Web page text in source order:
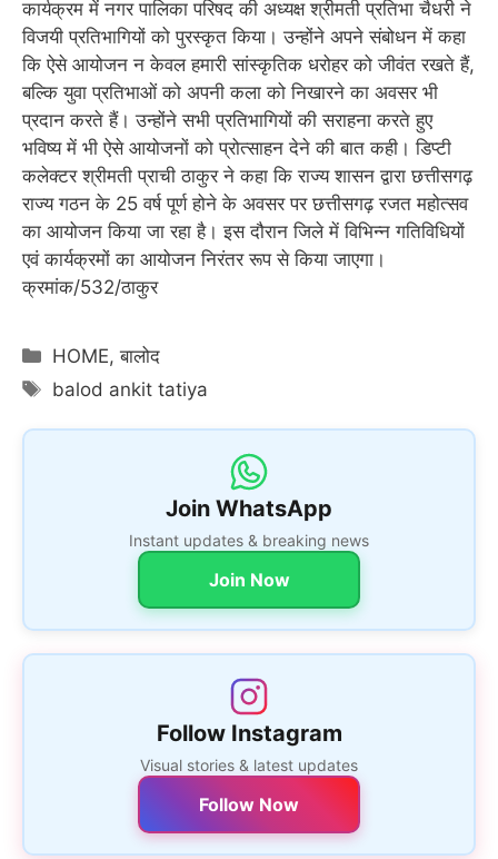
कार्यक्रम में नगर पालिका परिषद की अध्यक्ष श्रीमती प्रतिभा चैधरी ने
विजयी प्रतिभागियों को पुरस्कृत किया। उन्होंने अपने संबोधन में कहा
कि ऐसे आयोजन न केवल हमारी सांस्कृतिक धरोहर को जीवंत रखते हैं,
बल्कि युवा प्रतिभाओं को अपनी कला को निखारने का अवसर भी
प्रदान करते हैं। उन्होंने सभी प्रतिभागियों की सराहना करते हुए
भविष्य में भी ऐसे आयोजनों को प्रोत्साहन देने की बात कही। डिप्टी
कलेक्टर श्रीमती प्राची ठाकुर ने कहा कि राज्य शासन द्वारा छत्तीसगढ़
राज्य गठन के 25 वर्ष पूर्ण होने के अवसर पर छत्तीसगढ़ रजत महोत्सव
का आयोजन किया जा रहा है। इस दौरान जिले में विभिन्न गतिविधियों
एवं कार्यक्रमों का आयोजन निरंतर रूप से किया जाएगा।
क्रमांक/532/ठाकुर
Categories
HOME,बालोद
Tags
balod ankit tatiya
Join WhatsApp
Instant updates & breaking news
Join Now
Follow Instagram
Visual stories & latest updates
Follow Now